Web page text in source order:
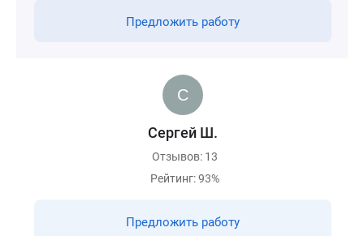
Предложить работу
Сергей Ш.
Отзывов: 13
Рейтинг: 93%
Предложить работу